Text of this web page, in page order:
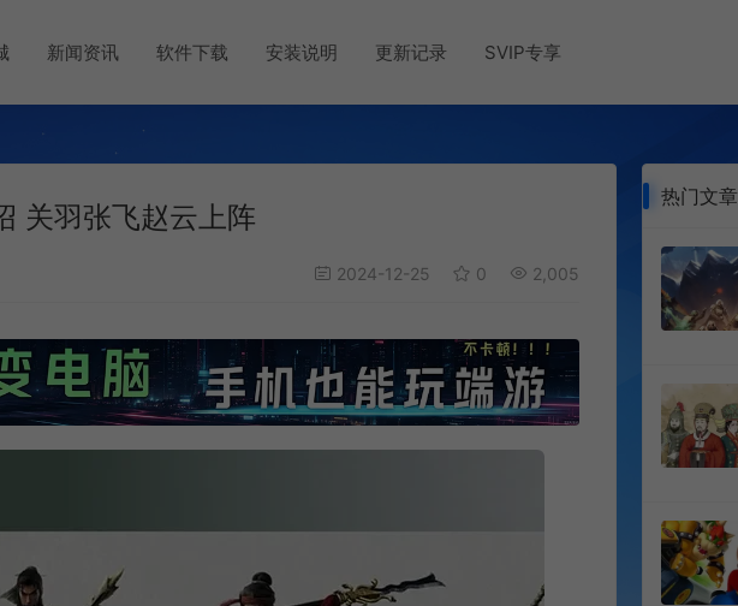
新闻资讯 软件下载 安装说明 更新记录 SVIP专享
关羽张飞赵云上阵
2024-12-25 0 2,005
热门文章